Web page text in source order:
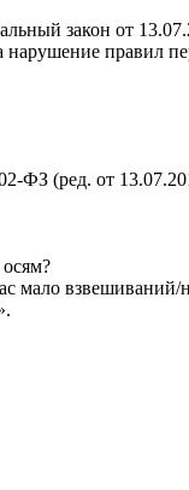
закон от
правил
ФЗ (ред. от
мало взвешиваний/